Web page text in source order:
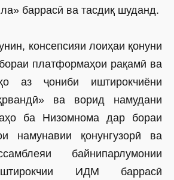
баррасӣ ва тасдиқ шуданд.
консепсияи лоиҳаи қонуни
платформаҳои рақамӣ ва
аз ҷониби иштирокчиёни
ва ворид намудани
ба Низомнома дар бораи
намунавии қонунгузорӣ ва
байнипарлумонии
ИДМ баррасӣ